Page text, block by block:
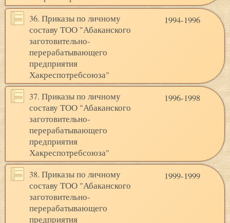
36. Приказы по личному
составу ТОО "Абаканского
заготовительно-
перерабатывающего
предприятия
Хакреспотребсоюза"
1994-1996
37. Приказы по личному
составу ТОО "Абаканского
заготовительно-
перерабатывающего
предприятия
Хакреспотребсоюза"
1996-1998
38. Приказы по личному
составу ТОО "Абаканского
заготовительно-
перерабатывающего
предприятия
1999-1999